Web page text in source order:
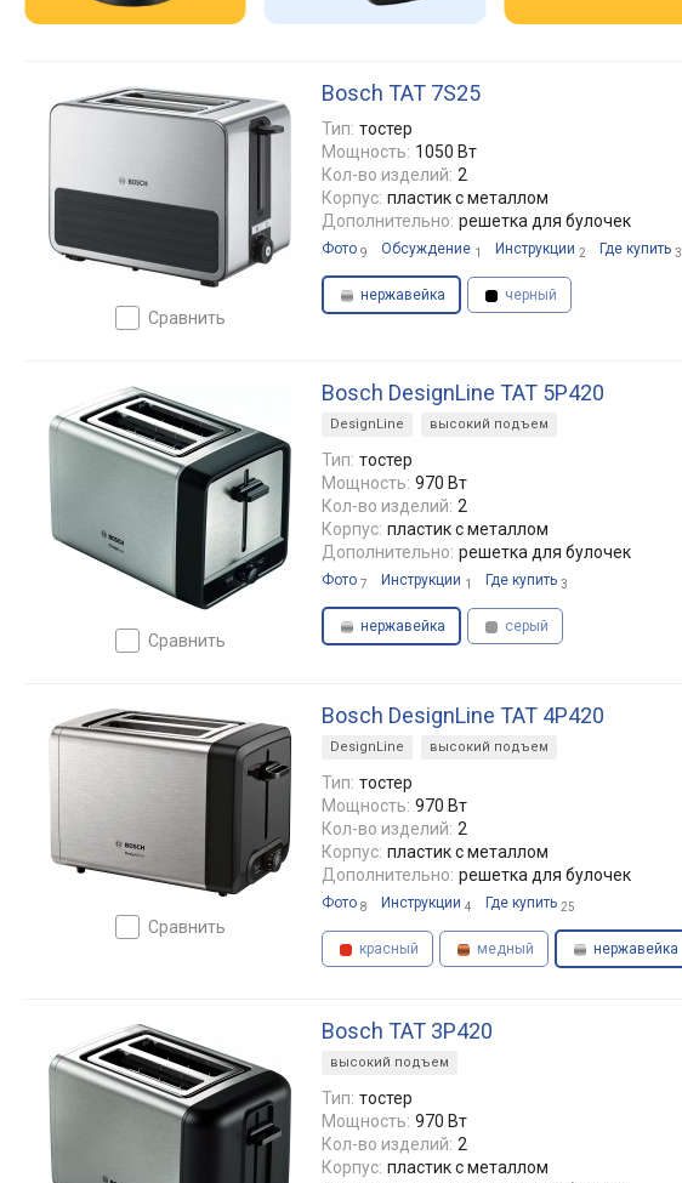
сравнить
Bosch TAT 7S25
Тип: тостер
Мощность: 1050 Вт
Кол-во изделий: 2
Корпус: пластик с металлом
Дополнительно: решетка для булочек
Фото 9 Обсуждение 1 Инструкции 2 Где купить 3
нержавейка черный
сравнить
Bosch DesignLine TAT 5P420
DesignLine высокий подъем
Тип: тостер
Мощность: 970 Вт
Кол-во изделий: 2
Корпус: пластик с металлом
Дополнительно: решетка для булочек
Фото 7 Инструкции 1 Где купить 3
нержавейка серый
сравнить
Bosch DesignLine TAT 4P420
DesignLine высокий подъем
Тип: тостер
Мощность: 970 Вт
Кол-во изделий: 2
Корпус: пластик с металлом
Дополнительно: решетка для булочек
Фото 8 Инструкции 4 Где купить 25
красный медный нержавейка
Bosch TAT 3P420
высокий подъем
Тип: тостер
Мощность: 970 Вт
Кол-во изделий: 2
Корпус: пластик с металлом